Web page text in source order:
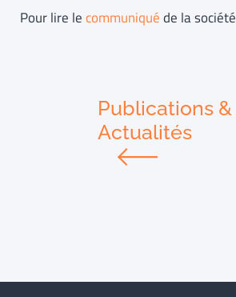
Pour lire lecommuniquéde la société
Publications &
Actualités